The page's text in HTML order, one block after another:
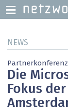
zumNEWS
Partnerkonferenz
Die
Fokus